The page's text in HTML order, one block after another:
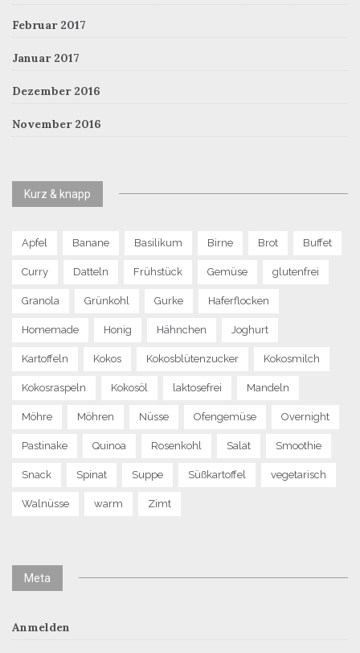
Februar 2017
Januar 2017
Dezember 2016
November 2016
Kurz & knapp
Apfel Banane Basilikum Birne Brot Buffet
Curry Datteln Frühstück Gemüse glutenfrei
Granola Grünkohl Gurke Haferflocken
Homemade Honig Hähnchen Joghurt
Kartoffeln Kokos Kokosblütenzucker Kokosmilch
Kokosraspeln Kokosöl laktosefrei Mandeln
Möhre Möhren Nüsse Ofengemüse Overnight
Pastinake Quinoa Rosenkohl Salat Smoothie
Snack Spinat Suppe Süßkartoffel vegetarisch
Walnüsse warm Zimt
Meta
Anmelden